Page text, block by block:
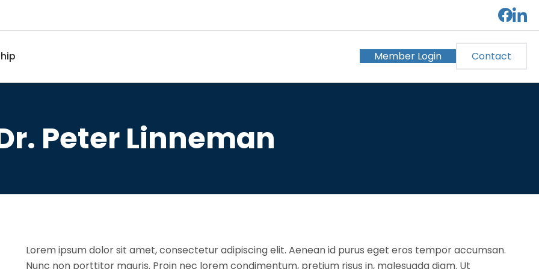
Member Login Contact
Peter Linneman
Lorem ipsum dolor sit amet, consectetur adipiscing elit. Aenean id purus eget eros tempor accumsan.
Nunc non porttitor mauris. Proin nec lorem condimentum, pretium risus in, malesuada diam. Ut